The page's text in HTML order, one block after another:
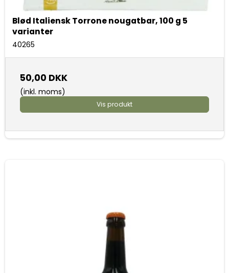
Blød Italiensk Torrone nougatbar, 100 g 5
varianter
40265
50,00 DKK
(inkl. moms)
Vis produkt